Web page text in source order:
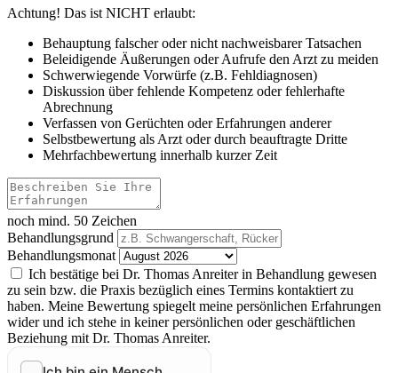
Achtung! Das ist NICHT erlaubt:
Behauptung falscher oder nicht nachweisbarer Tatsachen
Beleidigende Äußerungen oder Aufrufe den Arzt zu meiden
Schwerwiegende Vorwürfe (z.B. Fehldiagnosen)
Diskussion über fehlende Kompetenz oder fehlerhafte
Abrechnung
Verfassen von Gerüchten oder Erfahrungen anderer
Selbstbewertung als Arzt oder durch beauftragte Dritte
Mehrfachbewertung innerhalb kurzer Zeit
noch mind. 50 Zeichen
Behandlungsgrund
Behandlungsmonat
Ich bestätige bei Dr. Thomas Anreiter in Behandlung gewesen
zu sein bzw. die Praxis bezüglich eines Termins kontaktiert zu
haben. Meine Bewertung spiegelt meine persönlichen Erfahrungen
wider und ich stehe in keiner persönlichen oder geschäftlichen
Beziehung mit Dr. Thomas Anreiter.